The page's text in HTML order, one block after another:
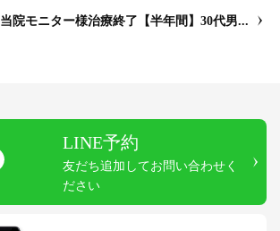
当院モニター様治療終了【半年間】30代男...
LINE予約
友だち追加してお問い合わせく
ださい